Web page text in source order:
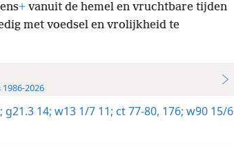
+vanuit de hemel en vruchtbare tijden
met voedsel en vrolijkheid te
2026
g21.3 14; w13 1/7 11; ct 77-80, 176; w90 15/6